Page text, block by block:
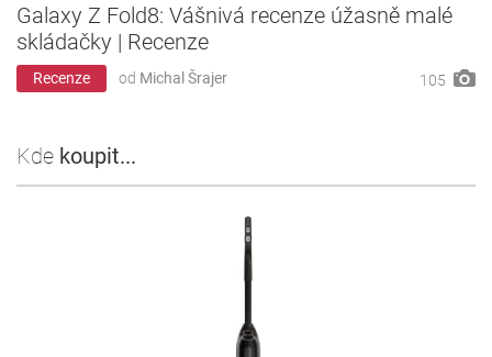
Galaxy Z Fold8: Vášnivá recenze úžasně malé
skládačky | Recenze
Recenze od Michal Šrajer 105
Kde koupit...